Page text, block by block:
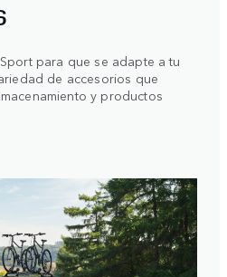
para que se adapte a tu
de accesorios que
y productos